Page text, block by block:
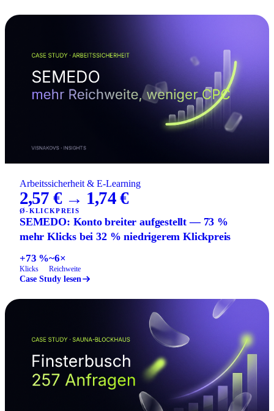
Arbeitssicherheit & E-Learning
2,57 € → 1,74 €
Ø-KLICKPREIS
SEMEDO: Konto breiter aufgestellt — 73 %
mehr Klicks bei 32 % niedrigerem Klickpreis
+73 %
Klicks
~6×
Reichweite
Case Study lesen